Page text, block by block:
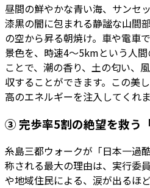
昼間の鮮やかな青い海、サンセ
漆黒の闇に包まれる静謐な山間
の空から昇る朝焼け。車や電車
景色を、時速4〜5kmという人
ことで、潮の香り、土の匂い、
収することができます。この美
高のエネルギーを注入してくれま
③ 完歩率5割の絶望を救う
糸島三都ウォークが「日本一過
称される最大の理由は、実行委
や地域住民による、涙が出るほ